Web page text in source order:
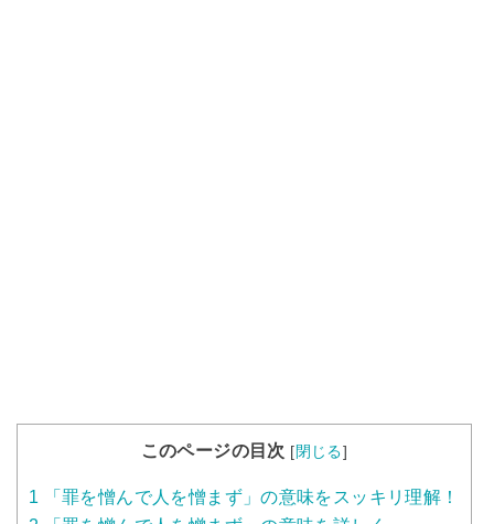
このページの目次 [閉じる]
1 「罪を憎んで人を憎まず」の意味をスッキリ理解！